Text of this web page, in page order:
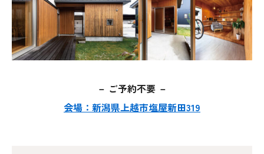
025-552-0456 (本社)
0120-470-456 (フリーダイヤル)
〒942-0072 新潟県上越市栄町2-11-40 1F
025-530-6711 (上越店)
－ ご予約不要 －
会場：新潟県上越市塩屋新田319